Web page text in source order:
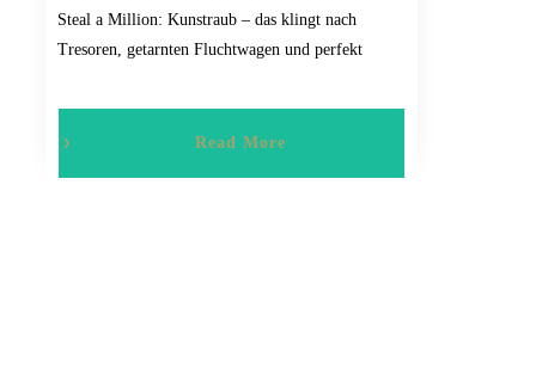
Steal a Million: Kunstraub – das klingt nach
Tresoren, getarnten Fluchtwagen und perfekt
Read More